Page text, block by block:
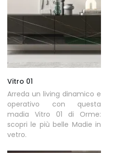
Vitro 01
Arreda un living dinamico e
operativo con questa
madia Vitro 01 di Orme:
scopri le più belle Madie in
vetro.